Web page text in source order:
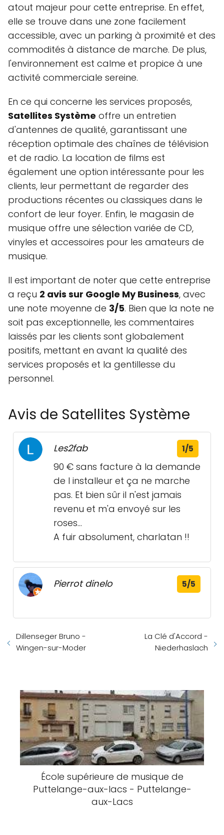
atout majeur pour cette entreprise. En effet,
elle se trouve dans une zone facilement
accessible, avec un parking à proximité et des
commodités à distance de marche. De plus,
l'environnement est calme et propice à une
activité commerciale sereine.
En ce qui concerne les services proposés,
Satellites Système offre un entretien
d'antennes de qualité, garantissant une
réception optimale des chaînes de télévision
et de radio. La location de films est
également une option intéressante pour les
clients, leur permettant de regarder des
productions récentes ou classiques dans le
confort de leur foyer. Enfin, le magasin de
musique offre une sélection variée de CD,
vinyles et accessoires pour les amateurs de
musique.
Il est important de noter que cette entreprise
a reçu 2 avis sur Google My Business, avec
une note moyenne de 3/5. Bien que la note ne
soit pas exceptionnelle, les commentaires
laissés par les clients sont globalement
positifs, mettant en avant la qualité des
services proposés et la gentillesse du
personnel.
Avis de Satellites Système
Les2fab 1/5
90 € sans facture à la demande
de l installeur et ça ne marche
pas. Et bien sûr il n'est jamais
revenu et m'a envoyé sur les
roses...
A fuir absolument, charlatan !!
Pierrot dinelo 5/5
Dillenseger Bruno -
Wingen-sur-Moder
La Clé d'Accord -
Niederhaslach
École supérieure de musique de
Puttelange-aux-lacs - Puttelange-
aux-Lacs